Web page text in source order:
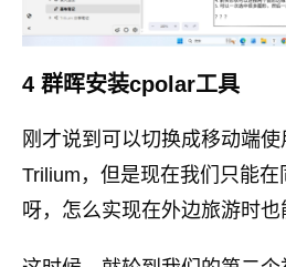
4 群晖安装cpolar工具
刚才说到可以切换成移动端使
Trilium，但是现在我们只能在
呀，怎么实现在外边旅游时也